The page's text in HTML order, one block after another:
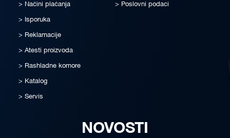
Načini plaćanja
Isporuka
Reklamacije
Atesti proizvoda
Rashladne komore
Katalog
Servis
Poslovni podaci
NOVOSTI